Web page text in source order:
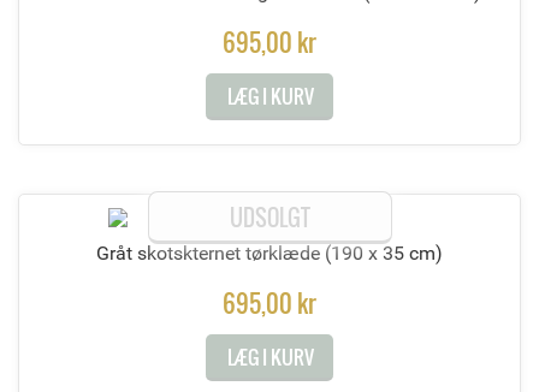
695,00 kr
LÆG I KURV
UDSOLGT
Gråt skotskternet tørklæde (190 x 35 cm)
695,00 kr
LÆG I KURV